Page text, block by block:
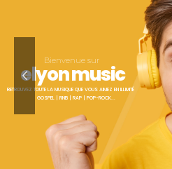
Bienvenue sur
elyon music
RETROUVEZ TOUTE LA MUSIQUE QUE VOUS AIMEZ EN ILLIMITÉ
GOSPEL | RNB | RAP | POP-ROCK...